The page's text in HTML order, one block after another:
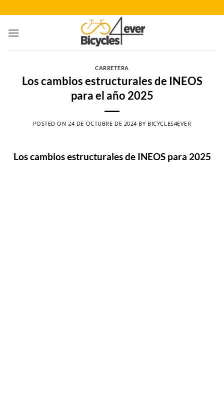
al
contenido
CARRETERA
Los cambios estructurales de INEOS
para el año 2025
POSTED ON 24 DE OCTUBRE DE 2024 BY BICYCLES4EVER
Los cambios estructurales de INEOS para 2025